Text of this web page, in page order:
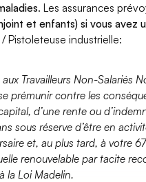
. Les assurances
et enfants) si vous avez
Pistoleteuse industrielle:
Travailleurs Non-Salariés
prémunir contre les
d’une rente ou
sous réserve d’être en
et, au plus tard, à votre
renouvelable par tacite
la Loi Madelin.